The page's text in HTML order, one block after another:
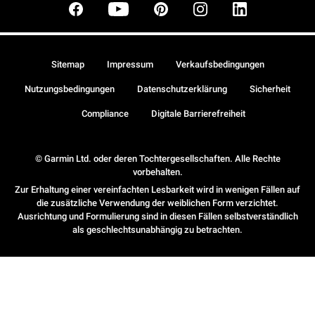
© Garmin Ltd. oder deren Tochtergesellschaften. Alle Rechte
vorbehalten.
Zur Erhaltung einer vereinfachten Lesbarkeit wird in wenigen Fällen auf
die zusätzliche Verwendung der weiblichen Form verzichtet.
Ausrichtung und Formulierung sind in diesen Fällen selbstverständlich
als geschlechtsunabhängig zu betrachten.
Sitemap Impressum Verkaufsbedingungen
Nutzungsbedingungen Datenschutzerklärung Sicherheit
Compliance Digitale Barrierefreiheit